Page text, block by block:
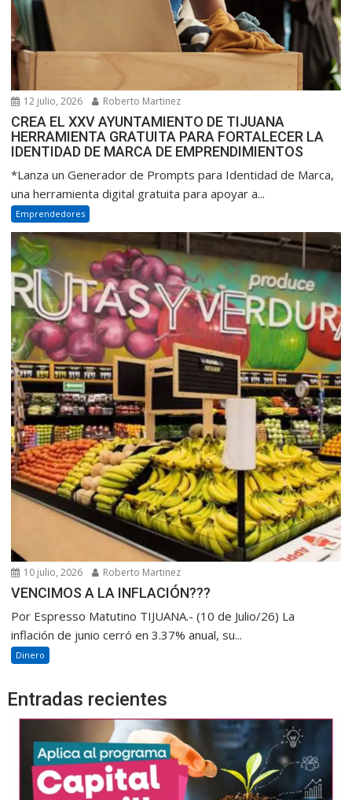
12 julio, 2026 Roberto Martinez
CREA EL XXV AYUNTAMIENTO DE TIJUANA
HERRAMIENTA GRATUITA PARA FORTALECER LA
IDENTIDAD DE MARCA DE EMPRENDIMIENTOS
*Lanza un Generador de Prompts para Identidad de Marca,
una herramienta digital gratuita para apoyar a...
Emprendedores
10 julio, 2026 Roberto Martinez
VENCIMOS A LA INFLACIÓN???
Por Espresso Matutino TIJUANA.- (10 de Julio/26) La
inflación de junio cerró en 3.37% anual, su...
Dinero
Entradas recientes